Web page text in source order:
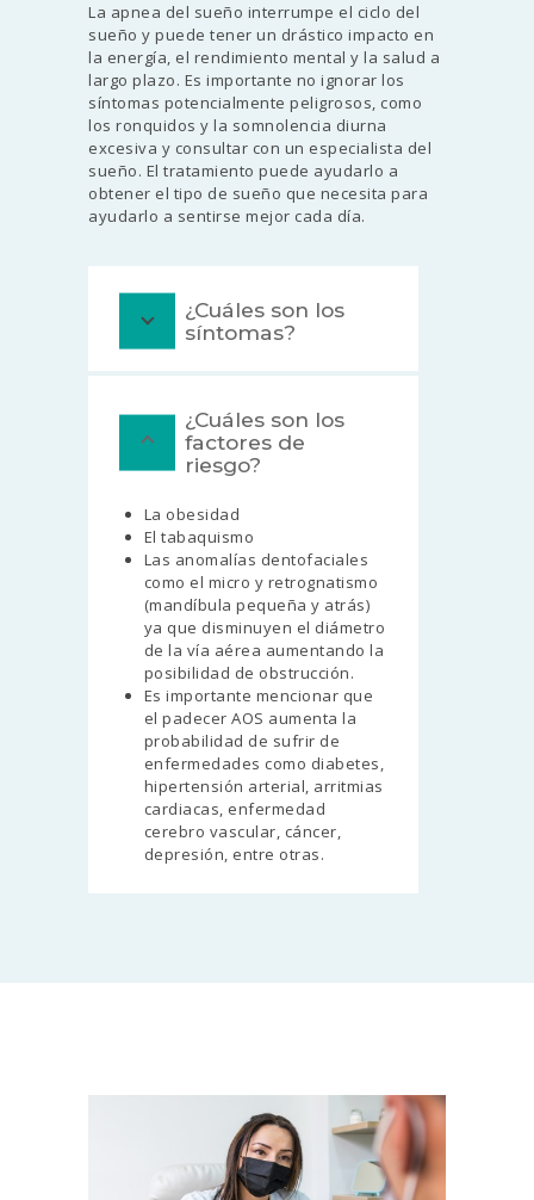
La apnea del sueño interrumpe el ciclo del
sueño y puede tener un drástico impacto en
la energía, el rendimiento mental y la salud a
largo plazo. Es importante no ignorar los
síntomas potencialmente peligrosos, como
los ronquidos y la somnolencia diurna
excesiva y consultar con un especialista del
sueño. El tratamiento puede ayudarlo a
obtener el tipo de sueño que necesita para
ayudarlo a sentirse mejor cada día.
¿Cuáles son los
síntomas?
¿Cuáles son los
factores de
riesgo?
La obesidad
El tabaquismo
Las anomalías dentofaciales
como el micro y retrognatismo
(mandíbula pequeña y atrás)
ya que disminuyen el diámetro
de la vía aérea aumentando la
posibilidad de obstrucción.
Es importante mencionar que
el padecer AOS aumenta la
probabilidad de sufrir de
enfermedades como diabetes,
hipertensión arterial, arritmias
cardiacas, enfermedad
cerebro vascular, cáncer,
depresión, entre otras.